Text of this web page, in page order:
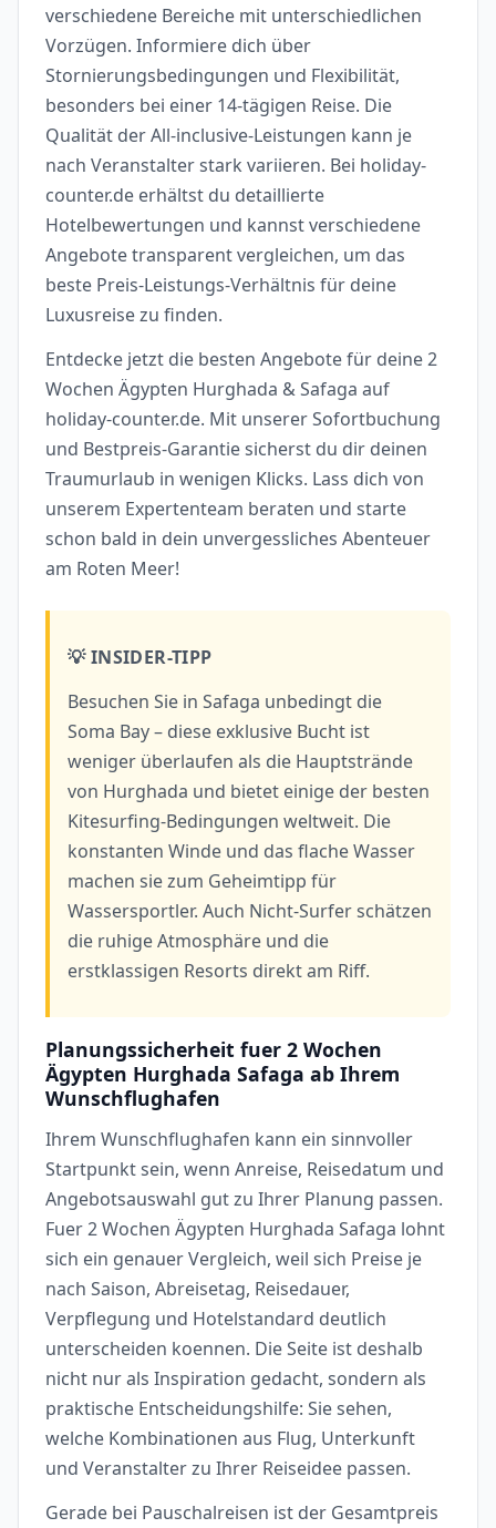
verschiedene Bereiche mit unterschiedlichen
Vorzügen. Informiere dich über
Stornierungsbedingungen und Flexibilität,
besonders bei einer 14-tägigen Reise. Die
Qualität der All-inclusive-Leistungen kann je
nach Veranstalter stark variieren. Bei holiday-
counter.de erhältst du detaillierte
Hotelbewertungen und kannst verschiedene
Angebote transparent vergleichen, um das
beste Preis-Leistungs-Verhältnis für deine
Luxusreise zu finden.
Entdecke jetzt die besten Angebote für deine 2
Wochen Ägypten Hurghada & Safaga auf
holiday-counter.de. Mit unserer Sofortbuchung
und Bestpreis-Garantie sicherst du dir deinen
Traumurlaub in wenigen Klicks. Lass dich von
unserem Expertenteam beraten und starte
schon bald in dein unvergessliches Abenteuer
am Roten Meer!
💡 INSIDER-TIPP
Besuchen Sie in Safaga unbedingt die
Soma Bay – diese exklusive Bucht ist
weniger überlaufen als die Hauptstrände
von Hurghada und bietet einige der besten
Kitesurfing-Bedingungen weltweit. Die
konstanten Winde und das flache Wasser
machen sie zum Geheimtipp für
Wassersportler. Auch Nicht-Surfer schätzen
die ruhige Atmosphäre und die
erstklassigen Resorts direkt am Riff.
Planungssicherheit fuer 2 Wochen
Ägypten Hurghada Safaga ab Ihrem
Wunschflughafen
Ihrem Wunschflughafen kann ein sinnvoller
Startpunkt sein, wenn Anreise, Reisedatum und
Angebotsauswahl gut zu Ihrer Planung passen.
Fuer 2 Wochen Ägypten Hurghada Safaga lohnt
sich ein genauer Vergleich, weil sich Preise je
nach Saison, Abreisetag, Reisedauer,
Verpflegung und Hotelstandard deutlich
unterscheiden koennen. Die Seite ist deshalb
nicht nur als Inspiration gedacht, sondern als
praktische Entscheidungshilfe: Sie sehen,
welche Kombinationen aus Flug, Unterkunft
und Veranstalter zu Ihrer Reiseidee passen.
Gerade bei Pauschalreisen ist der Gesamtpreis